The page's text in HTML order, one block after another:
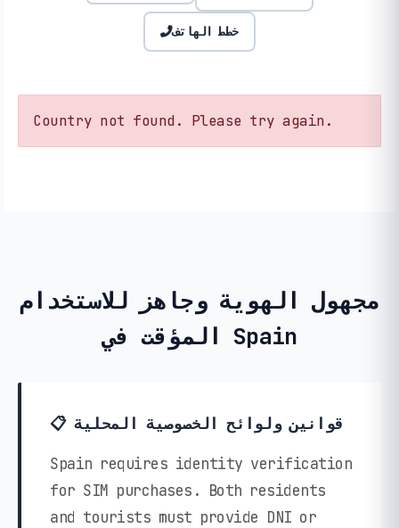
خطط الهاتف
Country not found. Please try again.
مجهول الهوية وجاهز للاستخدام
المؤقت في Spain
📋 قوانين ولوائح الخصوصية المحلية
Spain requires identity verification
for SIM purchases. Both residents
and tourists must provide DNI or